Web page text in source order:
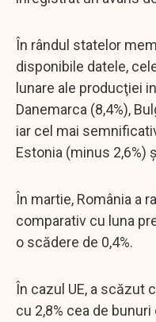
În rândul statelor
disponibile datele,
lunare ale producţiei
Danemarca (8,4%),
iar cel mai
Estonia (minus 2,6%)
În martie, România a
comparativ cu luna
o scădere de 0,4%.
În cazul UE, a scăzut
cu 2,8% cea de